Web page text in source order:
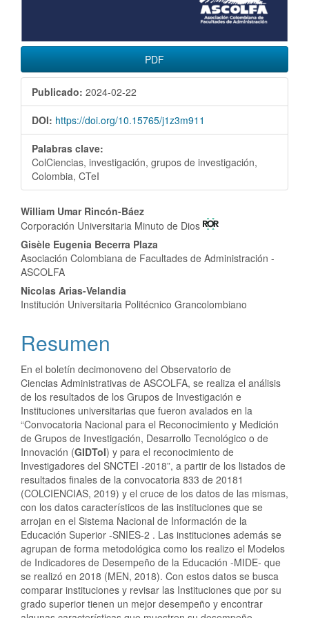
PDF
Publicado: 2024-02-22
DOI: https://doi.org/10.15765/j1z3m911
Palabras clave:
ColCiencias, investigación, grupos de investigación,
Colombia, CTeI
Contenido
principal
del
artículo
William Umar Rincón-Báez
Corporación Universitaria Minuto de Dios
Gisèle Eugenia Becerra Plaza
Asociación Colombiana de Facultades de Administración -
ASCOLFA
Nicolas Arias-Velandia
Institución Universitaria Politécnico Grancolombiano
Resumen
En el boletín decimonoveno del Observatorio de
Ciencias Administrativas de ASCOLFA, se realiza el análisis
de los resultados de los Grupos de Investigación e
Instituciones universitarias que fueron avalados en la
“Convocatoria Nacional para el Reconocimiento y Medición
de Grupos de Investigación, Desarrollo Tecnológico o de
Innovación (GIDToI) y para el reconocimiento de
Investigadores del SNCTEI -2018”, a partir de los listados de
resultados finales de la convocatoria 833 de 20181
(COLCIENCIAS, 2019) y el cruce de los datos de las mismas,
con los datos característicos de las instituciones que se
arrojan en el Sistema Nacional de Información de la
Educación Superior -SNIES-2 . Las instituciones además se
agrupan de forma metodológica como los realizo el Modelos
de Indicadores de Desempeño de la Educación -MIDE- que
se realizó en 2018 (MEN, 2018). Con estos datos se busca
comparar instituciones y revisar las Instituciones que por su
grado superior tienen un mejor desempeño y encontrar